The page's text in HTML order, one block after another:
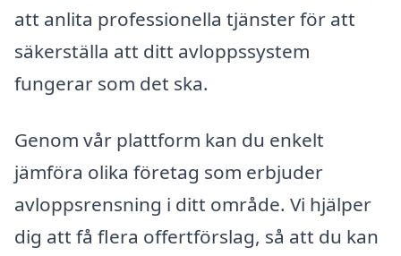
att anlita professionella tjänster för att
säkerställa att ditt avloppssystem
fungerar som det ska.
Genom vår plattform kan du enkelt
jämföra olika företag som erbjuder
avloppsrensning i ditt område. Vi hjälper
dig att få flera offertförslag, så att du kan